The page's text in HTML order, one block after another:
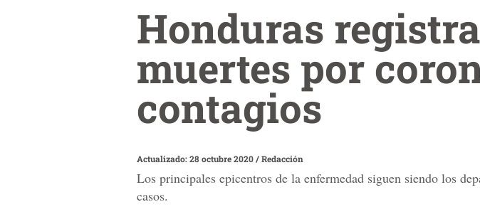
Honduras
muertes por
contagios
Actualizado: 28 octubre 2020/Redacción
Los principales epicentros de la enfermedad siguen siendo los
casos.